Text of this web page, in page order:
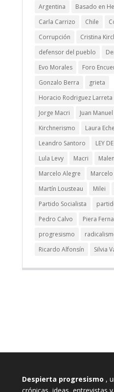
Argentina
Basado en
Carla Carrizo
Chile
Corrupción
Cristina
defensor del pueblo
Evo Morales
Foro
Gonzalo Berra
grieta
Horacio Rodriguez Larreta
Jorge Macri
Juan
Kirchnerismo
Laura
Leandro Santoro
LEY
Lula Levy
Macri
Marcelo Alegre
Martín Lousteau
Milei
Partido Socialista
Pedro Calvo
Piera
progresismo
Ricardo Alfonsín
Silvia
Despierta progresismo ,